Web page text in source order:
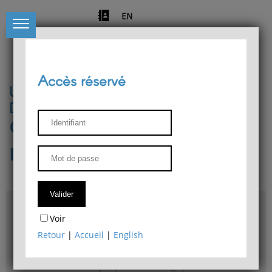
EN
Université de Liège
Département de philosophie
Centre de recherches
phénoménologiques
Accès & plans
Bibliothèque du Département de philosophie
Accès réservé
Voir
Retour |Accueil | English